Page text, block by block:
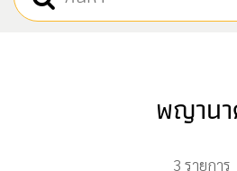
พญาน
3 รายการ